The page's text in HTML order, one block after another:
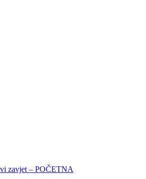
zavjet – POČETNA